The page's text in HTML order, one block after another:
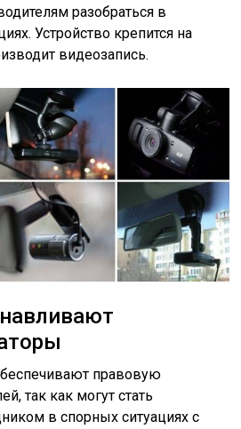
разобраться в
Устройство крепится на
видеозапись.
правовую
так как могут стать
в спорных ситуациях с